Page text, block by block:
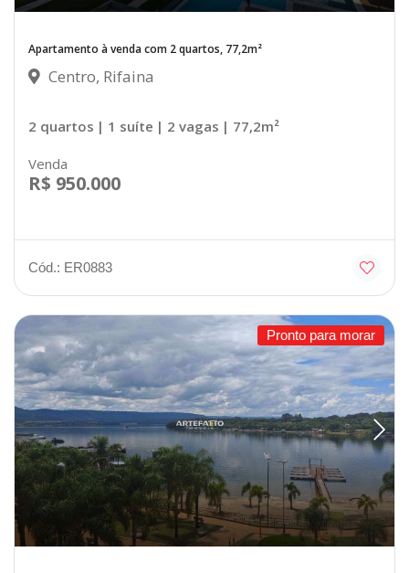
Apartamento à venda com 2 quartos, 77,2m²
Centro, Rifaina
2 quartos | 1 suíte | 2 vagas | 77,2m²
Venda
R$ 950.000
Cód.: ER0883
Pronto para morar